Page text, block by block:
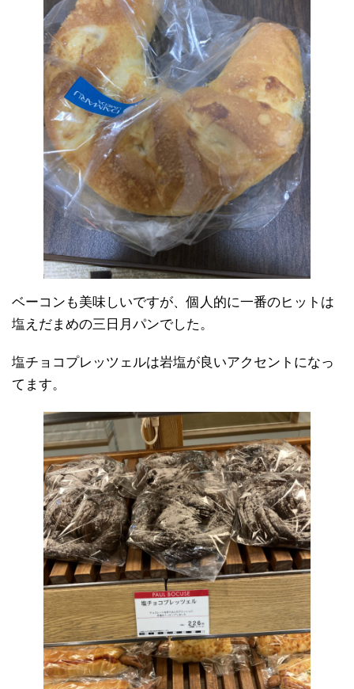
ベーコンも美味しいですが、個人的に一番のヒットは
塩えだまめの三日月パンでした。
塩チョコプレッツェルは岩塩が良いアクセントになっ
てます。